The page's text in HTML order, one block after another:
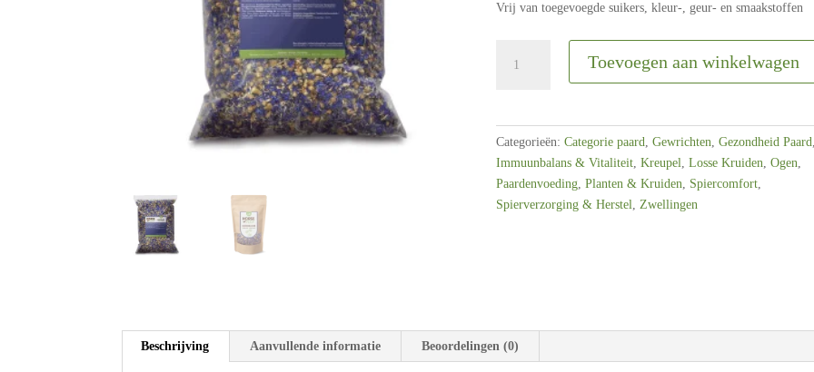
Vrij van toegevoegde suikers, kleur-, geur- en smaakstoffen
Korenbloem
Toevoegen aan winkelwagen
Categorieën:Categorie paard,Gewrichten,Gezondheid Paard
Immuunbalans & Vitaliteit,Kreupel,Losse Kruiden,Ogen,
Paardenvoeding,Planten & Kruiden, Spiercomfort,
Spierverzorging & Herstel,Zwellingen
Beschrijving Aanvullende informatie Beoordelingen (0)